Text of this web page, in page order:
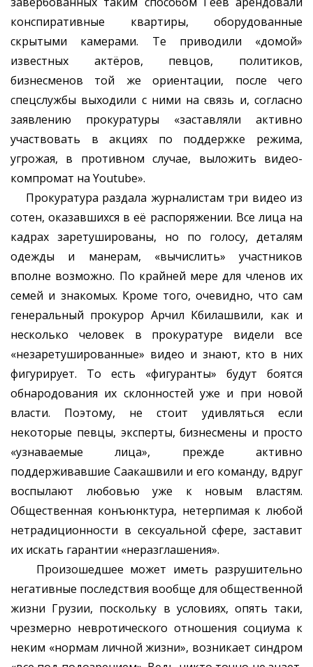
конспиративные квартиры, оборудованные
скрытыми камерами. Те приводили «домой»
известных актёров, певцов, политиков,
бизнесменов той же ориентации, после чего
спецслужбы выходили с ними на связь и, согласно
заявлению прокуратуры «заставляли активно
участвовать в акциях по поддержке режима,
угрожая, в противном случае, выложить видео-
компромат на Youtube».
Прокуратура раздала журналистам три видео из
сотен, оказавшихся в её распоряжении. Все лица на
кадрах заретушированы, но по голосу, деталям
одежды и манерам, «вычислить» участников
вполне возможно. По крайней мере для членов их
семей и знакомых. Кроме того, очевидно, что сам
генеральный прокурор Арчил Кбилашвили, как и
несколько человек в прокуратуре видели все
«незаретушированные» видео и знают, кто в них
фигурирует. То есть «фигуранты» будут боятся
обнародования их склонностей уже и при новой
власти. Поэтому, не стоит удивляться если
некоторые певцы, эксперты, бизнесмены и просто
«узнаваемые лица», прежде активно
поддерживавшие Саакашвили и его команду, вдруг
воспылают любовью уже к новым властям.
Общественная конъюнктура, нетерпимая к любой
нетрадиционности в сексуальной сфере, заставит
их искать гарантии «неразглашения».
Произошедшее может иметь разрушительно
негативные последствия вообще для общественной
жизни Грузии, поскольку в условиях, опять таки,
чрезмерно невротического отношения социума к
неким «нормам личной жизни», возникает синдром